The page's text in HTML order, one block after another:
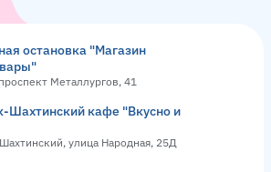
остановка "Магазин
Металлургов, 41
Шахтинский кафе "Вкусно и
улица Народная, 25Д